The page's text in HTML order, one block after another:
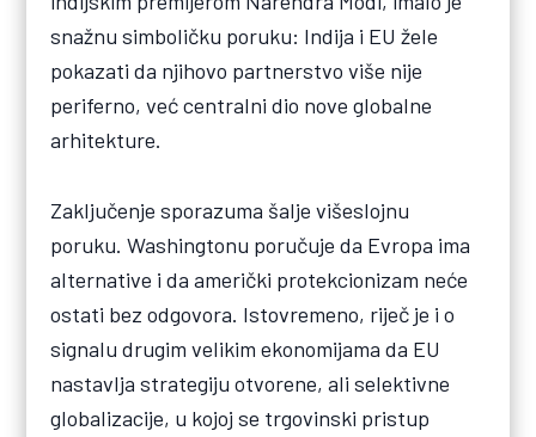
snažnu simboličku poruku: Indija i EU žele
pokazati da njihovo partnerstvo više nije
periferno, već centralni dio nove globalne
arhitekture.
Zaključenje sporazuma šalje višeslojnu
poruku. Washingtonu poručuje da Evropa ima
alternative i da američki protekcionizam neće
ostati bez odgovora. Istovremeno, riječ je i o
signalu drugim velikim ekonomijama da EU
nastavlja strategiju otvorene, ali selektivne
globalizacije, u kojoj se trgovinski pristup